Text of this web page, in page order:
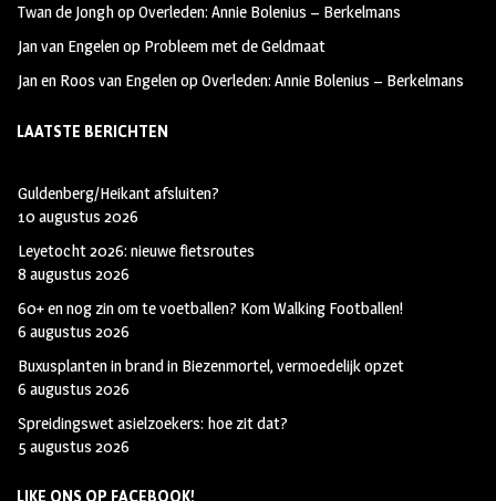
Twan de JonghopOverleden: Annie Bolenius – Berkelmans
Jan van Engelenop Probleem met de Geldmaat
Jan en Roos van EngelenopOverleden: Annie Bolenius – Berkelmans
LAATSTE BERICHTEN
Guldenberg/Heikant afsluiten?
10 augustus 2026
Leyetocht 2026: nieuwe fietsroutes
8 augustus 2026
60+ en nog zin om te voetballen? Kom Walking Footballen!
6 augustus 2026
Buxusplanten in brand in Biezenmortel, vermoedelijk opzet
6 augustus 2026
Spreidingswet asielzoekers: hoe zit dat?
5 augustus 2026